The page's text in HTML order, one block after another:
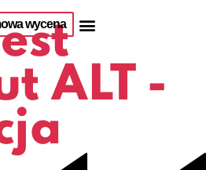
wycena
ALT -